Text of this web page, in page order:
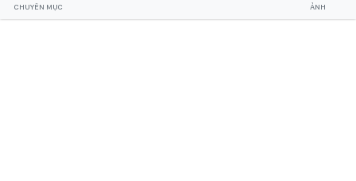
CHUYÊN MỤC ẢNH